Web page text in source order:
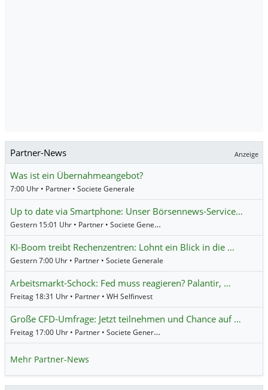
Partner-News Anzeige
Was ist ein Übernahmeangebot?
7:00 Uhr • Partner • Societe Generale
Up to date via Smartphone: Unser Börsennews-Service…
Gestern 15:01 Uhr • Partner • Societe Generale
KI-Boom treibt Rechenzentren: Lohnt ein Blick in die …
Gestern 7:00 Uhr • Partner • Societe Generale
Arbeitsmarkt-Schock: Fed muss reagieren? Palantir, …
Freitag 18:31 Uhr • Partner • WH Selfinvest
Große CFD-Umfrage: Jetzt teilnehmen und Chance auf …
Freitag 17:00 Uhr • Partner • Societe Generale
Mehr Partner-News